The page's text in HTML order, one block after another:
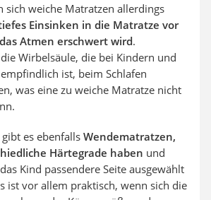
sich weiche Matratzen allerdings
Einsinken in die Matratze vor
Atmen erschwert wird.
Wirbelsäule, die bei Kindern und
ist, beim Schlafen
was eine zu weiche Matratze nicht
gibt es ebenfalls Wendematratzen,
Härtegrade haben und
Kind passendere Seite ausgewählt
ist vor allem praktisch, wenn sich die